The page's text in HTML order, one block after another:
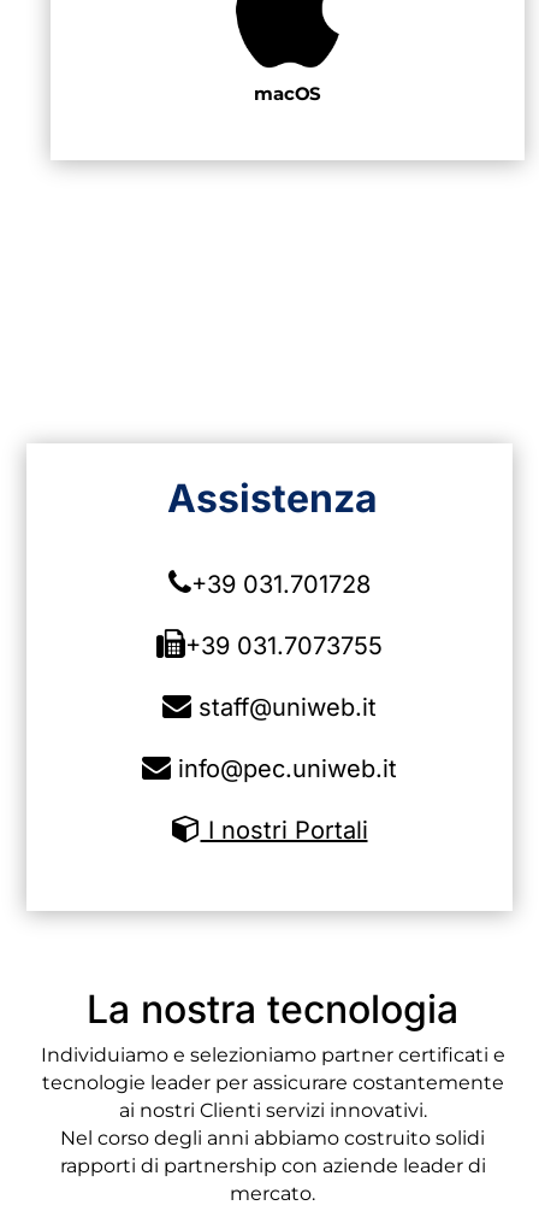
macOS
Assistenza
+39 031.701728
+39 031.7073755
staff@uniweb.it
info@pec.uniweb.it
I nostri Portali
La nostra tecnologia
Individuiamo e selezioniamo partner certificati e
tecnologie leader per assicurare costantemente
ai nostri Clienti servizi innovativi.
Nel corso degli anni abbiamo costruito solidi
rapporti di partnership con aziende leader di
mercato.